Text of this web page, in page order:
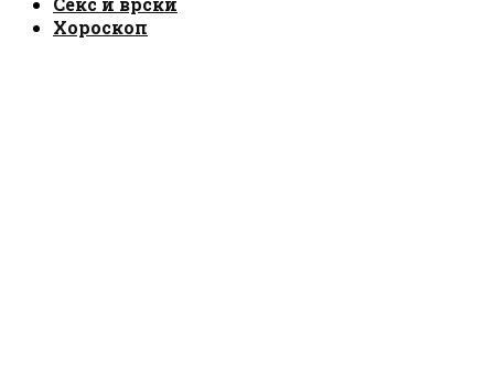
Хороскоп